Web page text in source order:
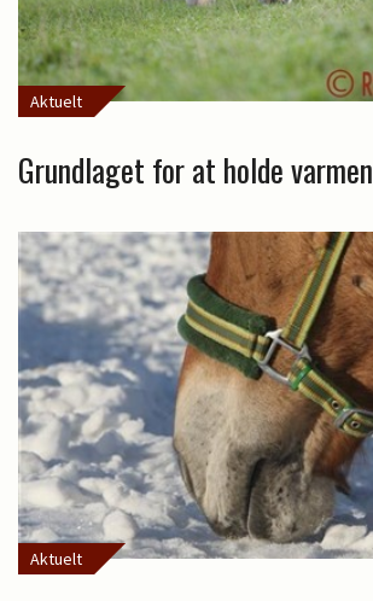
Aktuelt
Grundlaget for at holde varmen
Aktuelt